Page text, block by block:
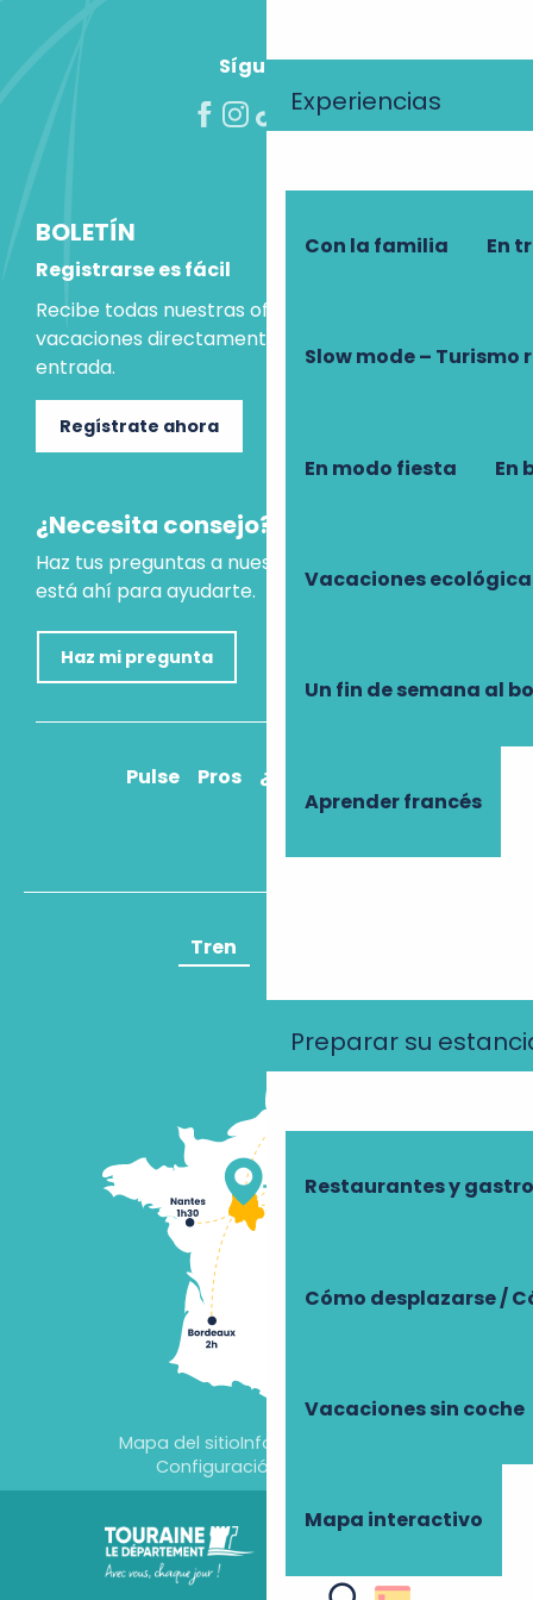
Experiencias
Con la familia En
Slow mode – Turismo
En modo fiesta En
Vacaciones
Un fin de semana al
Aprender francés
Preparar su
Restaurantes y
Cómo desplazarse /
Vacaciones sin coche
Mapa interactivo
Síguenos
BOLETÍN
Registrarse es fácil
Recibe todas nuestras ofertas e ideas para las
vacaciones directamente en tu bandeja de
entrada.
Regístrate ahora
¿Necesita consejo?
Haz tus preguntas a nuestro asistente virtual, que
está ahí para ayudarte.
Haz mi pregunta
Pulse Pros ¿Cómo llegar?
Tren
Mapa del sitioInformación jurídica
Configuración de cookies